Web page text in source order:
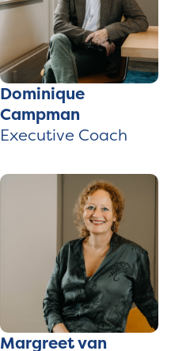
Dominique
Campman
Executive Coach
Margreet van